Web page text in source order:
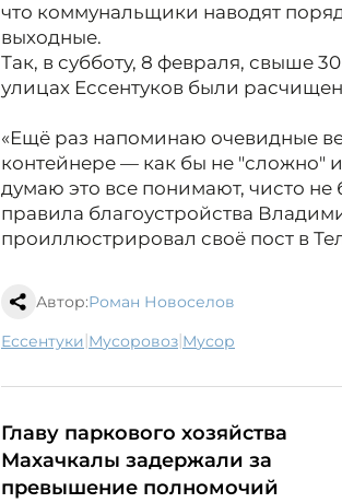
что коммунальщики наводят
выходные.
Так, в субботу, 8 февраля, свыше
улицах Ессентуков были
«Ещё раз напоминаю очевидные
контейнере — как бы не "сложно"
думаю это все понимают, чисто не
правила благоустройства
проиллюстрировал своё пост в
Автор:Роман Новоселов
Ессентуки| мусоровоз| мусор
Главу паркового хозяйства
Махачкалы задержали за
превышение полномочий